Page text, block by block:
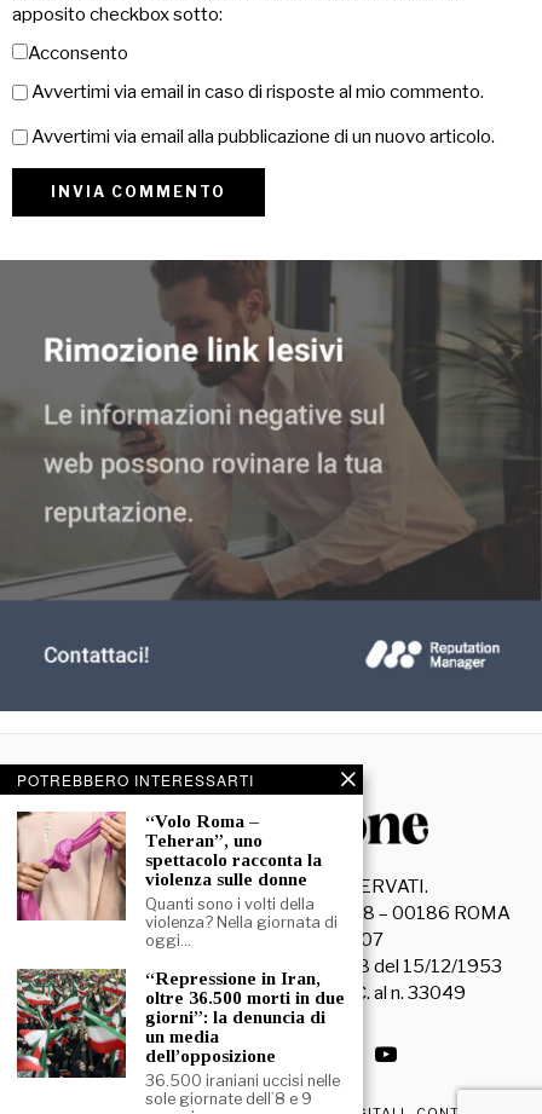
apposito checkbox sotto:
Acconsento
Avvertimi via email in caso di risposte al mio commento.
Avvertimi via email alla pubblicazione di un nuovo articolo.
© 2026- TUTTI I DIRITTI RISERVATI.
La Discussione S.r.l. – Piazza Capranica, 78 – 00186 ROMA
C.F. e P. IVA 15045971007
Registrazione Tribunale di Roma n. 3628 del 15/12/1953
La società editrice è iscritta al R.O.C. al n. 33049
POTREBBERO INTERESSARTI
“Volo Roma –
Teheran”, uno
spettacolo racconta la
violenza sulle donne
Quanti sono i volti della
violenza? Nella giornata di
oggi…
“Repressione in Iran,
oltre 36.500 morti in due
giorni”: la denuncia di
un media
dell’opposizione
36.500 iraniani uccisi nelle
sole giornate dell’8 e 9